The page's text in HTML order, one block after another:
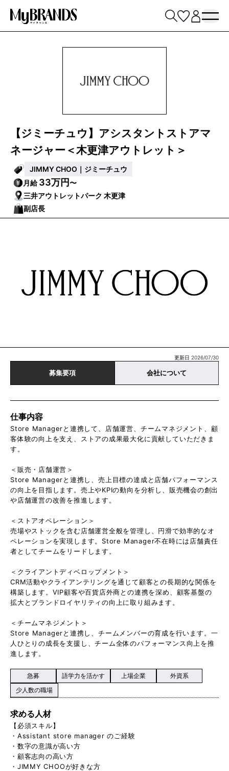
【ジミーチュウ】アシスタントストアマ
ネージャー＜木更津アウトレット＞
JIMMY CHOO｜ジミーチュウ
月給33万円〜
三井アウトレットパーク 木更津
副店長
更新日 2026/07/30
募集要項 会社について
仕事内容
Store Managerと連携して、店舗運営、チームマネジメント、顧
客体験の向上を支え、ストアの成果最大化に貢献していただきま
す。
＜販売・店舗運営＞
Store Managerと連携し、売上目標の達成と店舗パフォーマンス
の向上を目指します。売上やKPIの動向を分析し、販売機会の創出
や店舗運営の改善を推進します。
＜ストアオペレーション＞
売場やストックを含む店舗運営全般を管理し、円滑で効率的なオ
ペレーションを実現します。Store Manager不在時には店舗責任
者としてチームをリードします。
＜クライアントディベロップメント＞
CRM活動やクライアンテリングを通じて顧客との長期的な関係を
構築します。VIP顧客や百貨店外商との連携を深め、顧客基盤の
拡大とブランドロイヤリティの向上に取り組みます。
＜チームマネジメント＞
Store Managerと連携し、チームメンバーの育成を行います。一
人ひとりの成長を支援し、チーム全体のパフォーマンス向上を推
進します。
急募 語学力を活かす 上場企業
外資系
少人数の職場
求める人材
【必須スキル】
・Assistant store manager のご経験
・数字の意識が高い方
・顧客志向の高い方
・JIMMY CHOOが好きな方